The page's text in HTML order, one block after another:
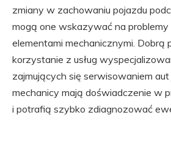
zmiany w zachowaniu pojazdu
mogą one wskazywać na
elementami mechanicznymi. Dobrą
korzystanie z usług
zajmujących się serwisowaniem
mechanicy mają doświadczenie w
i potrafią szybko zdiagnozować